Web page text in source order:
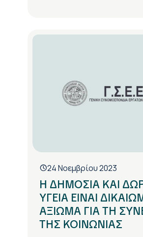
24 Νοεμβρίου 2023
Η ΔΗΜΟΣΙΑ ΚΑΙ
ΥΓΕΙΑ ΕΙΝΑΙ
ΑΞΙΩΜΑ ΓΙΑ ΤΗ
ΤΗΣ ΚΟΙΝΩΝΙΑΣ